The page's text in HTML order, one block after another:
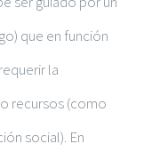
que en función
la
recursos (como
social). En